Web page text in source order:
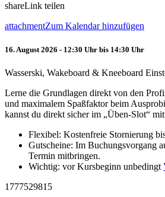
shareLink teilen
attachmentZum Kalendar hinzufügen
16. August 2026 - 12:30 Uhr bis 14:30 Uhr
Wasserski, Wakeboard & Kneeboard
Lerne die Grundlagen direkt von den
und maximalem Spaßfaktor beim
kannst du direkt sicher im „Üben-Slot“
Flexibel: Kostenfreie Stornierung
Gutscheine: Im Buchungsvorgang
Termin mitbringen.
Wichtig: vor Kursbeginn unbedingt
1777529815